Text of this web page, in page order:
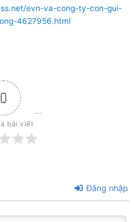
evn-va-cong-ty-con-gui-
4627956.html
0
bài viết
Đăng nhập